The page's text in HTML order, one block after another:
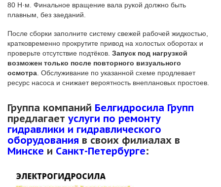
80 Н·м. Финальное вращение вала рукой должно быть
плавным, без заеданий.
После сборки заполните систему свежей рабочей жидкостью,
кратковременно прокрутите привод на холостых оборотах и
проверьте отсутствие подтёков. Запуск под нагрузкой
возможен только после повторного визуального
осмотра . Обслуживание по указанной схеме продлевает
ресурс насоса и снижает вероятность внеплановых простоев.
Группа компаний Белгидросила Групп
предлагает услуги по ремонту
гидравлики и гидравлического
оборудования в своих филиалах в
Минске и Санкт-Петербурге: